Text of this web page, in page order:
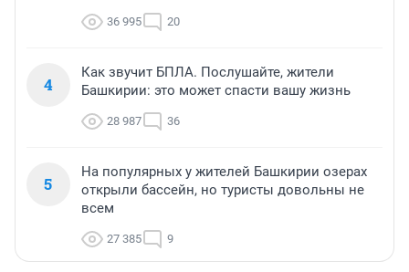
36 995 20
4
Как звучит БПЛА. Послушайте, жители
Башкирии: это может спасти вашу жизнь
28 987 36
5
На популярных у жителей Башкирии озерах
открыли бассейн, но туристы довольны не
всем
27 385 9